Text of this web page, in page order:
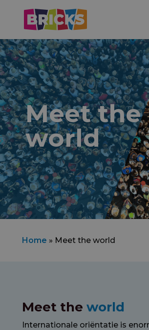
Meet the
world
Home » Meet the world
Meet the world
Internationale oriëntatie is